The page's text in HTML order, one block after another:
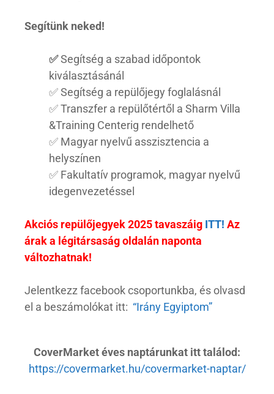
Segítünk neked!
✅Segítség a szabad időpontok
kiválasztásánál
✅ Segítség a repülőjegy foglalásnál
✅ Transzfer a repülőtértől a Sharm Villa
&Training Centerig rendelhető
✅ Magyar nyelvű asszisztencia a
helyszínen
✅ Fakultatív programok, magyar nyelvű
idegenvezetéssel
Akciós repülőjegyek 2025 tavaszáig ITT! Az
árak a légitársaság oldalán naponta
változhatnak!
Jelentkezz facebook csoportunkba, és olvasd
el a beszámolókat itt: “Irány Egyiptom”
CoverMarket éves naptárunkat itt találod:
https://covermarket.hu/covermarket-naptar/